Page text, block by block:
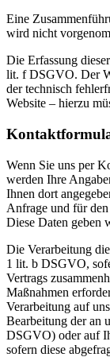
Eine
wird nicht
Die Erfassung
lit. f DSGVO. Der
der technisch
Website – hierzu
Wenn Sie uns per
werden Ihre
Ihnen dort
Anfrage und für
Diese Daten geben
Die Verarbeitung
1 lit. b DSGVO,
Vertrags
Maßnahmen
Verarbeitung auf
Bearbeitung der an
DSGVO) oder auf
sofern diese